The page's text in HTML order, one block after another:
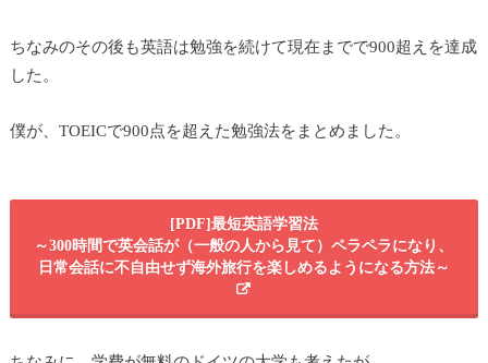
ちなみのその後も英語は勉強を続けて現在までで900超えを達成
した。
僕が、TOEICで900点を超えた勉強法をまとめました。
[PDF]最短英語学習法
～300時間で英会話が（一般の人から見て）ペラペラになり、
日常会話に不自由せず海外旅行を楽しめるようになる方法～